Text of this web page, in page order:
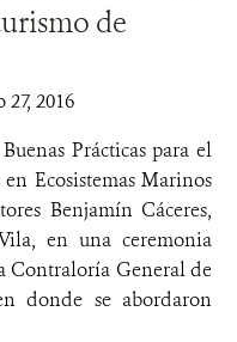
de
27, 2016
Prácticas para el
Ecosistemas Marinos
Benjamín Cáceres,
en una ceremonia
Contraloría General de
donde se abordaron